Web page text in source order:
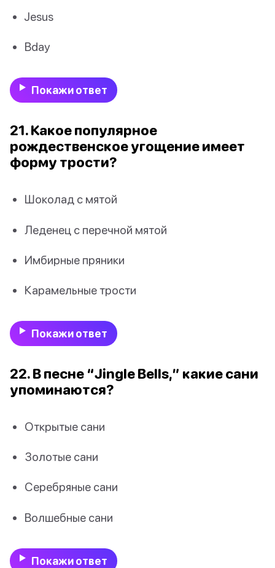
Jesus
Bday
Покажи ответ
21. Какое популярное
рождественское угощение имеет
форму трости?
Шоколад с мятой
Леденец с перечной мятой
Имбирные пряники
Карамельные трости
Покажи ответ
22. В песне “Jingle Bells,” какие сани
упоминаются?
Открытые сани
Золотые сани
Серебряные сани
Волшебные сани
Покажи ответ